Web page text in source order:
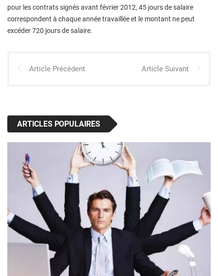
pour les contrats signés avant février 2012, 45 jours de salaire
correspondent à chaque année travaillée et le montant ne peut
excéder 720 jours de salaire.
Article Précédent Article Suivant
ARTICLES POPULAIRES